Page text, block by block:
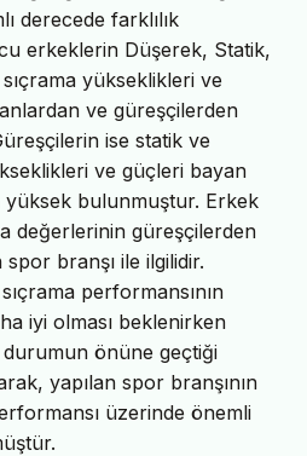
derecede farklılık
erkeklerin Düşerek, Statik,
yükseklikleri ve
ve güreşçilerden
ise statik ve
ve güçleri bayan
bulunmuştur. Erkek
değerlerinin güreşçilerden
spor branşı ile ilgilidir.
performansının
iyi olması beklenirken
önüne geçtiği
yapılan spor branşının
üzerinde önemli